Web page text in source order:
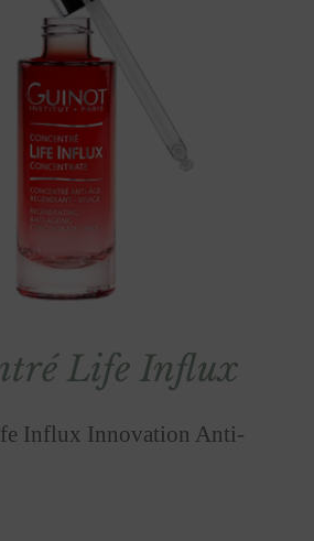
Life Influx
Influx Innovation Anti-